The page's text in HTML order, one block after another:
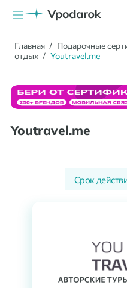
Главная Подарочные
отдых
Youtravel.me
Youtravel.me
Срок